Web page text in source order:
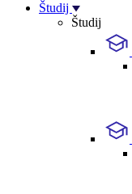
Študij
Študij